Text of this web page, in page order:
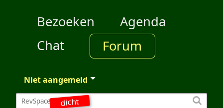
dicht
Bezoeken
Agenda
Chat
Forum
Niet aangemeld